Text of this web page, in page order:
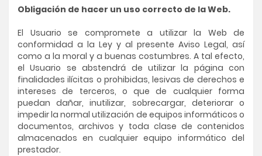
Obligación de hacer un uso correcto de la Web.
El Usuario se compromete a utilizar la Web de
conformidad a la Ley y al presente Aviso Legal, así
como a la moral y a buenas costumbres. A tal efecto,
el Usuario se abstendrá de utilizar la página con
finalidades ilícitas o prohibidas, lesivas de derechos e
intereses de terceros, o que de cualquier forma
puedan dañar, inutilizar, sobrecargar, deteriorar o
impedir la normal utilización de equipos informáticos o
documentos, archivos y toda clase de contenidos
almacenados en cualquier equipo informático del
prestador.